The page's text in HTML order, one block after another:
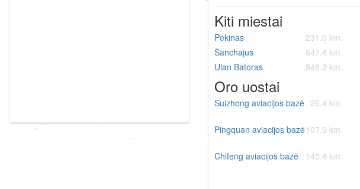
Kiti miestai
Pekinas 231.0 km.
Šanchajus
647.4 km.
Ulan Batoras
848.3 km.
Oro uostai
Suizhong aviacijos bazė 26.4 km.
Pingquan aviacijos bazė107.9 km.
Chifeng aviacijos bazė
145.4 km.